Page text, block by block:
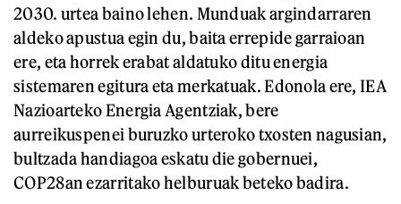
2030. urtea baino lehen. Munduak argindarraren
aldeko apustua egin du, baita errepide garraioan
ere, eta horrek erabat aldatuko ditu energia
sistemaren egitura eta merkatuak. Edonola ere, IEA
Nazioarteko Energia Agentziak, bere
aurreikuspenei buruzko urteroko txosten nagusian,
bultzada handiagoa eskatu die gobernuei,
COP28an ezarritako helburuak beteko badira.